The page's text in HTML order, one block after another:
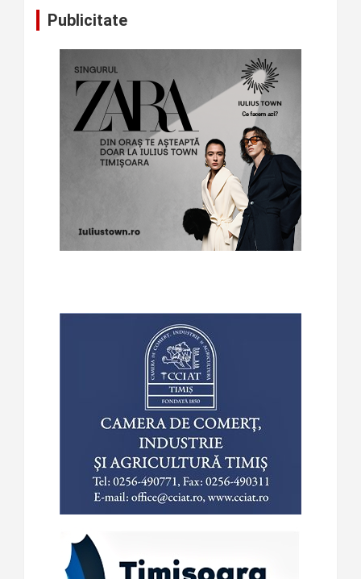
Publicitate